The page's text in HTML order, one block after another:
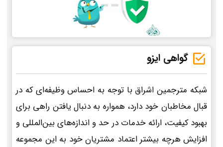
گواهی ایزو
شبکه مترجمین اشراق با توجه به احساس وظیفه‌ای که در
قبال مخاطبان خود دارد، همواره به دنبال یافتن راهی برای
بهبود کیفیت، ارائه خدمات در حد و اندازه‌های بین‌المللی و
افزایش هرچه بیشتر اعتماد مشتریان خود به این مجموعه